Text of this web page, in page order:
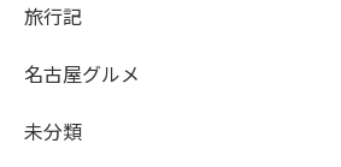
旅行記
名古屋グルメ
未分類